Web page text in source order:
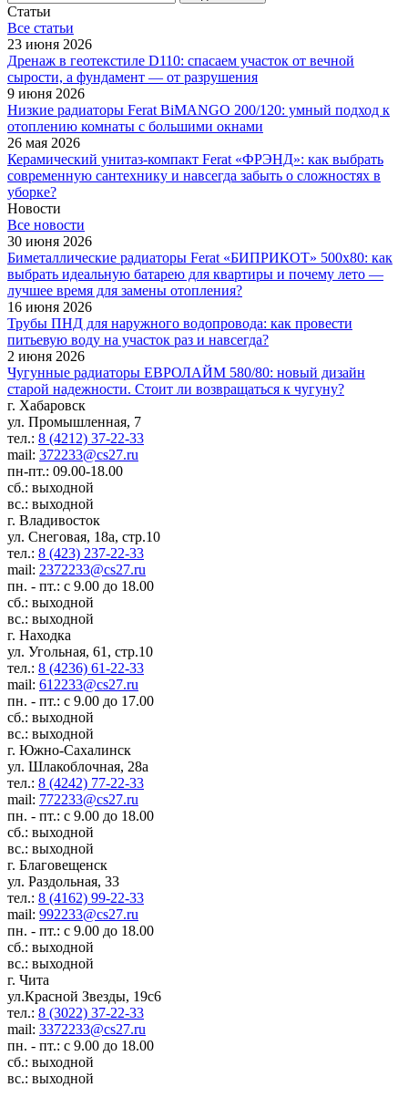
Статьи
Все cтатьи
23 июня 2026
Дренаж в геотекстиле D110: спасаем участок от вечной
сырости, а фундамент — от разрушения
9 июня 2026
Низкие радиаторы Ferat BiMANGO 200/120: умный подход к
отоплению комнаты с большими окнами
26 мая 2026
Керамический унитаз-компакт Ferat «ФРЭНД»: как выбрать
современную сантехнику и навсегда забыть о сложностях в
уборке?
Новости
Все новости
30 июня 2026
Биметаллические радиаторы Ferat «БИПРИКОТ» 500x80: как
выбрать идеальную батарею для квартиры и почему лето —
лучшее время для замены отопления?
16 июня 2026
Трубы ПНД для наружного водопровода: как провести
питьевую воду на участок раз и навсегда?
2 июня 2026
Чугунные радиаторы ЕВРОЛАЙМ 580/80: новый дизайн
старой надежности. Стоит ли возвращаться к чугуну?
г. Хабаровск
ул. Промышленная, 7
тел.: 8 (4212) 37-22-33
mail: 372233@cs27.ru
пн-пт.: 09.00-18.00
сб.: выходной
вс.: выходной
г. Владивосток
ул. Снеговая, 18а, стр.10
тел.: 8 (423) 237-22-33
mail: 2372233@cs27.ru
пн. - пт.: с 9.00 до 18.00
сб.: выходной
вс.: выходной
г. Находка
ул. Угольная, 61, стр.10
тел.: 8 (4236) 61-22-33
mail: 612233@cs27.ru
пн. - пт.: с 9.00 до 17.00
сб.: выходной
вс.: выходной
г. Южно-Сахалинск
ул. Шлакоблочная, 28а
тел.: 8 (4242) 77-22-33
mail: 772233@cs27.ru
пн. - пт.: с 9.00 до 18.00
сб.: выходной
вс.: выходной
г. Благовещенск
ул. Раздольная, 33
тел.: 8 (4162) 99-22-33
mail: 992233@cs27.ru
пн. - пт.: с 9.00 до 18.00
сб.: выходной
вс.: выходной
г. Чита
ул.Красной Звезды, 19с6
тел.: 8 (3022) 37-22-33
mail: 3372233@cs27.ru
пн. - пт.: с 9.00 до 18.00
сб.: выходной
вс.: выходной